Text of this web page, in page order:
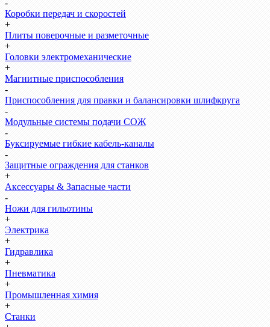
-
Коробки передач и скоростей
+
Плиты поверочные и разметочные
+
Головки электромеханические
+
Магнитные приспособления
-
Приспособления для правки и балансировки шлифкруга
-
Модульные системы подачи СОЖ
-
Буксируемые гибкие кабель-каналы
-
Защитные ограждения для станков
+
Аксессуары & Запасные части
-
Ножи для гильотины
+
Электрика
+
Гидравлика
+
Пневматика
+
Промышленная химия
+
Станки